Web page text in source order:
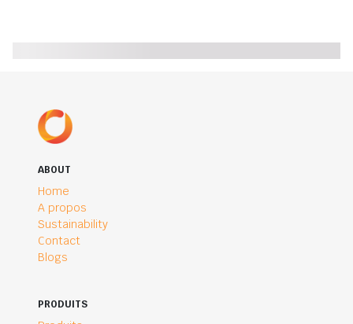
ABOUT
Home
A propos
Sustainability
Contact
Blogs
PRODUITS